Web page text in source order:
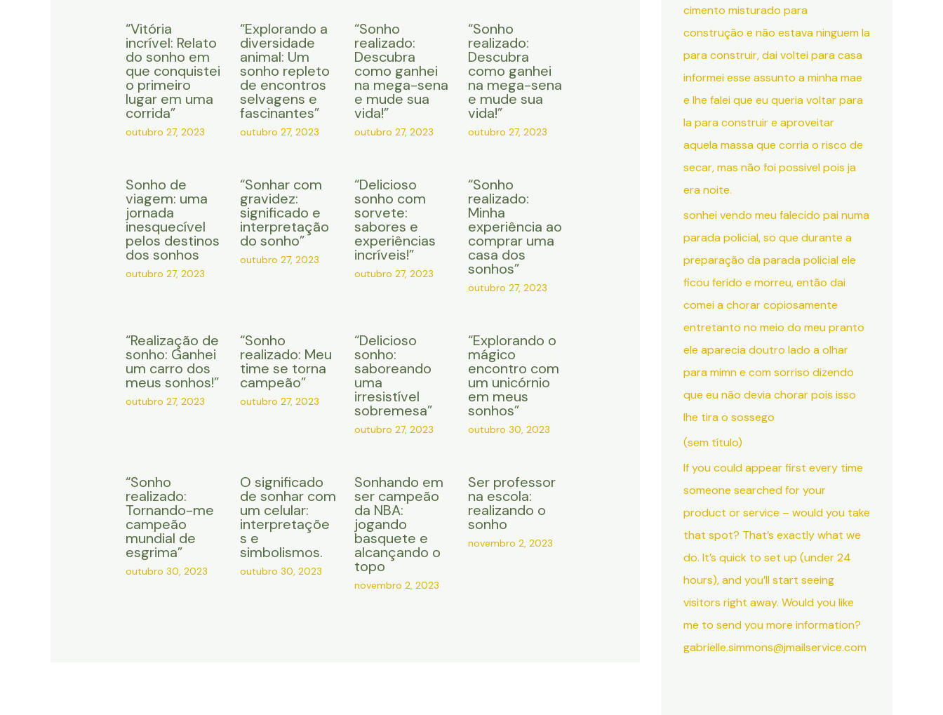
“Vitória
incrível: Relato
do sonho em
que conquistei
o primeiro
lugar em uma
corrida”
outubro 27, 2023
“Explorando a
diversidade
animal: Um
sonho repleto
de encontros
selvagens e
fascinantes”
outubro 27, 2023
“Sonho
realizado:
Descubra
como ganhei
na mega-sena
e mude sua
vida!”
outubro 27, 2023
“Sonho
realizado:
Descubra
como ganhei
na mega-sena
e mude sua
vida!”
outubro 27, 2023
Sonho de
viagem: uma
jornada
inesquecível
pelos destinos
dos sonhos
outubro 27, 2023
“Sonhar com
gravidez:
significado e
interpretação
do sonho”
outubro 27, 2023
“Delicioso
sonho com
sorvete:
sabores e
experiências
incríveis!”
outubro 27, 2023
“Sonho
realizado:
Minha
experiência ao
comprar uma
casa dos
sonhos”
outubro 27, 2023
“Realização de
sonho: Ganhei
um carro dos
meus sonhos!”
outubro 27, 2023
“Sonho
realizado: Meu
time se torna
campeão”
outubro 27, 2023
“Delicioso
sonho:
saboreando
uma
irresistível
sobremesa”
outubro 27, 2023
“Explorando o
mágico
encontro com
um unicórnio
em meus
sonhos”
outubro 30, 2023
“Sonho
realizado:
Tornando-me
campeão
mundial de
esgrima”
outubro 30, 2023
O significado
de sonhar com
um celular:
interpretaçõe
s e
simbolismos.
outubro 30, 2023
Sonhando em
ser campeão
da NBA:
jogando
basquete e
alcançando o
topo
novembro 2, 2023
Ser professor
na escola:
realizando o
sonho
novembro 2, 2023
cimento misturado para
construção e não estava ninguem la
para construir, dai voltei para casa
informei esse assunto a minha mae
e lhe falei que eu queria voltar para
la para construir e aproveitar
aquela massa que corria o risco de
secar, mas não foi possivel pois ja
era noite.
sonhei vendo meu falecido pai numa
parada policial, so que durante a
preparação da parada policial ele
ficou ferido e morreu, então dai
comei a chorar copiosamente
entretanto no meio do meu pranto
ele aparecia doutro lado a olhar
para mimn e com sorriso dizendo
que eu não devia chorar pois isso
lhe tira o sossego
(sem título)
If you could appear first every time
someone searched for your
product or service – would you take
that spot? That’s exactly what we
do. It’s quick to set up (under 24
hours), and you’ll start seeing
visitors right away. Would you like
me to send you more information?
gabrielle.simmons@jmailservice.com